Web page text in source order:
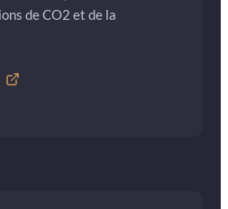
de CO2 et de la